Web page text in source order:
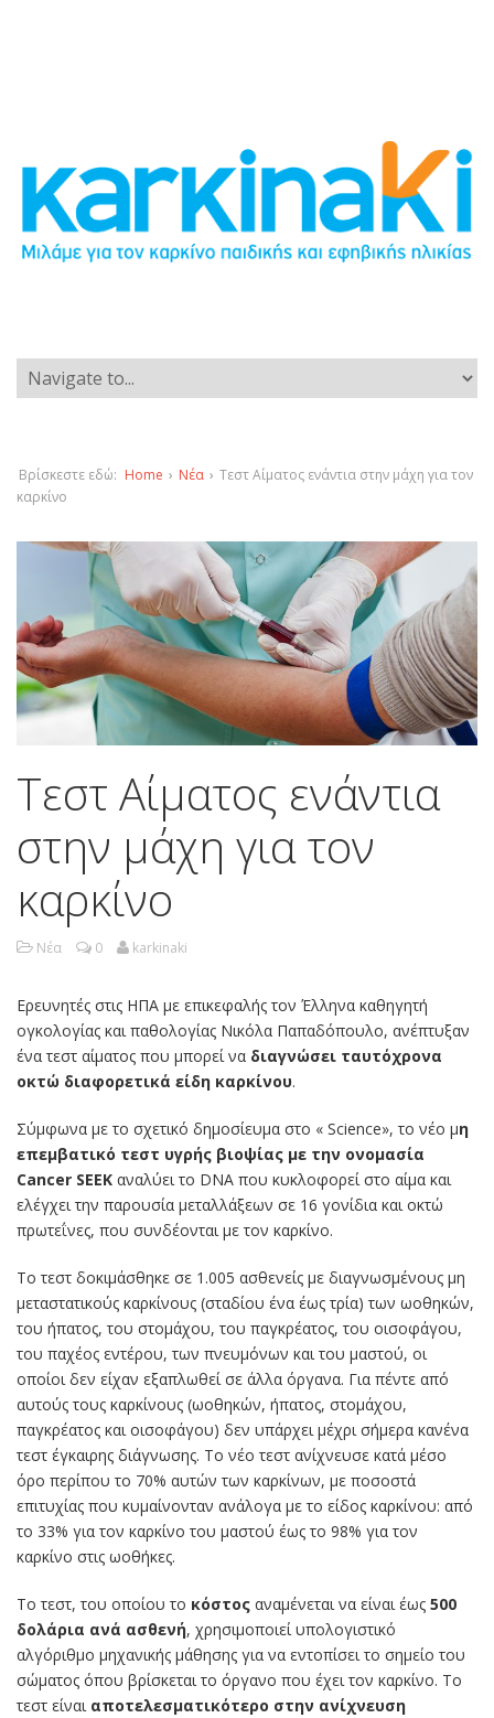
Βρίσκεστε εδώ: Home › Νέα › Τεστ Αίματος ενάντια στην μάχη για τον
καρκίνο
Τεστ Αίματος ενάντια
στην μάχη για τον
καρκίνο
Νέα 0 karkinaki
Ερευνητές στις ΗΠΑ με επικεφαλής τον Έλληνα καθηγητή
ογκολογίας και παθολογίας Νικόλα Παπαδόπουλο, ανέπτυξαν
ένα τεστ αίματος που μπορεί να διαγνώσει ταυτόχρονα
οκτώ διαφορετικά είδη καρκίνου.
Σύμφωνα με το σχετικό δημοσίευμα στο « Science», το νέο μη
επεμβατικό τεστ υγρής βιοψίας με την ονομασία
Cancer SEEK αναλύει το DNA που κυκλοφορεί στο αίμα και
ελέγχει την παρουσία μεταλλάξεων σε 16 γονίδια και οκτώ
πρωτεΐνες, που συνδέονται με τον καρκίνο.
Το τεστ δοκιμάσθηκε σε 1.005 ασθενείς με διαγνωσμένους μη
μεταστατικούς καρκίνους (σταδίου ένα έως τρία) των ωοθηκών,
του ήπατος, του στομάχου, του παγκρέατος, του οισοφάγου,
του παχέος εντέρου, των πνευμόνων και του μαστού, οι
οποίοι δεν είχαν εξαπλωθεί σε άλλα όργανα. Για πέντε από
αυτούς τους καρκίνους (ωοθηκών, ήπατος, στομάχου,
παγκρέατος και οισοφάγου) δεν υπάρχει μέχρι σήμερα κανένα
τεστ έγκαιρης διάγνωσης. Το νέο τεστ ανίχνευσε κατά μέσο
όρο περίπου το 70% αυτών των καρκίνων, με ποσοστά
επιτυχίας που κυμαίνονταν ανάλογα με το είδος καρκίνου: από
το 33% για τον καρκίνο του μαστού έως το 98% για τον
καρκίνο στις ωοθήκες.
Το τεστ, του οποίου το κόστος αναμένεται να είναι έως 500
δολάρια ανά ασθενή, χρησιμοποιεί υπολογιστικό
αλγόριθμο μηχανικής μάθησης για να εντοπίσει το σημείο του
σώματος όπου βρίσκεται το όργανο που έχει τον καρκίνο. Το
τεστ είναι αποτελεσματικότερο στην ανίχνευση